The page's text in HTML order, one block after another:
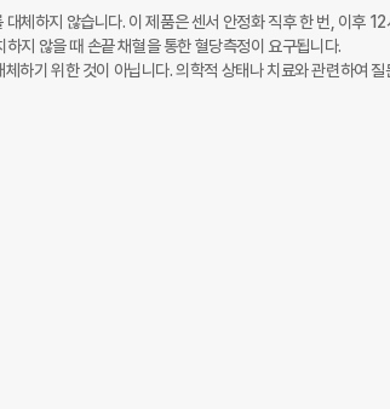
체하지 않습니다. 이 제품은 센서 안정화 직후 한 번, 이후 12
지 않을 때 손끝 채혈을 통한 혈당측정이 요구됩니다.
하기 위한 것이 아닙니다. 의학적 상태나 치료와 관련하여 질